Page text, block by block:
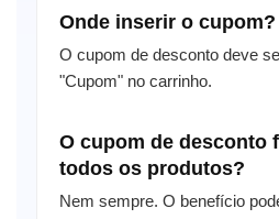
Onde inserir o cupom?
O cupom de desconto deve
"Cupom" no carrinho.
O cupom de desconto
todos os produtos?
Nem sempre. O benefício